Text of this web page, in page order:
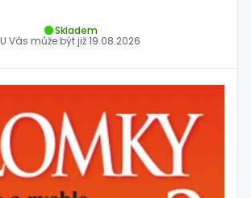
Skladem
U Vás může být již19.08.2026